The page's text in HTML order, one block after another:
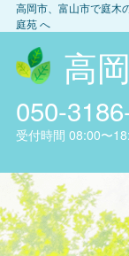
高岡市、富山市で庭木
庭苑へ
高
050-
受付時間 08:00〜